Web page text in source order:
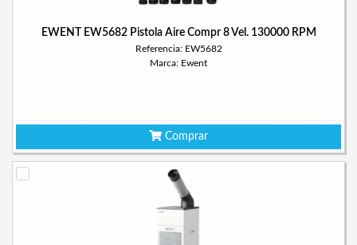
EWENT EW5682 Pistola Aire Compr 8 Vel. 130000 RPM
Referencia: EW5682
Marca: Ewent
Comprar